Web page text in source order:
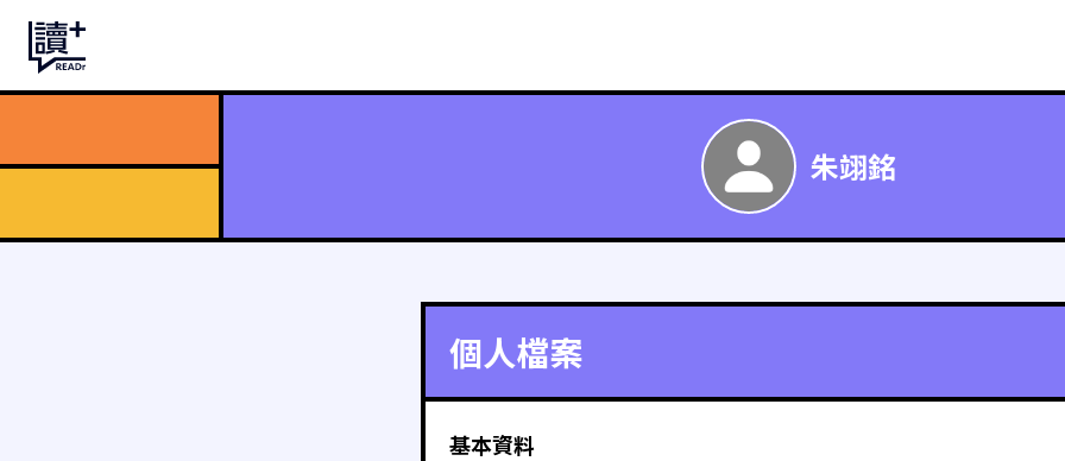
朱翊銘
個人檔案
基本資料